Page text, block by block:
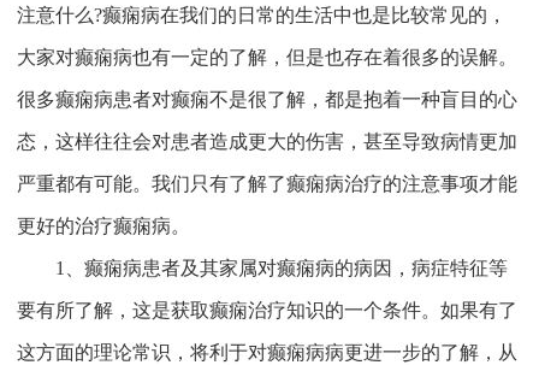
注意什么?癫痫病在我们的日常的生活中也是比较常见的，
大家对癫痫病也有一定的了解，但是也存在着很多的误解。
很多癫痫病患者对癫痫不是很了解，都是抱着一种盲目的心
态，这样往往会对患者造成更大的伤害，甚至导致病情更加
严重都有可能。我们只有了解了癫痫病治疗的注意事项才能
更好的治疗癫痫病。
1、癫痫病患者及其家属对癫痫病的病因，病症特征等
要有所了解，这是获取癫痫治疗知识的一个条件。如果有了
这方面的理论常识，将利于对癫痫病病更进一步的了解，从